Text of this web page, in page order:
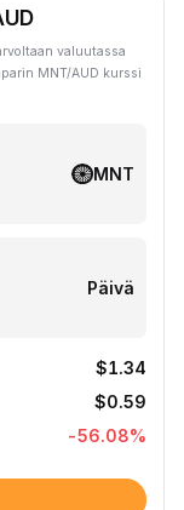
valuutassa
MNT/AUD kurssi
MNT
Päivä
$1.34
$0.59
-56.08%